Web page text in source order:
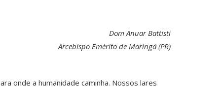
Dom Anuar Battisti
Arcebispo Emérito de Maringá (PR)
onde a humanidade caminha. Nossos lares